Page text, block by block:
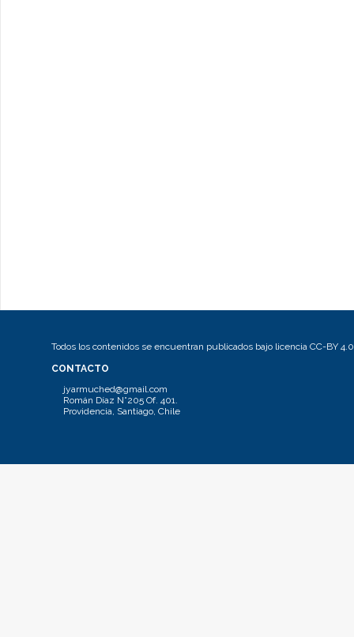
Todos los contenidos se encuentran publicados bajo licencia CC-BY 4.0
CONTACTO
jyarmuched@gmail.com
Román Díaz N°205 Of. 401.
Providencia, Santiago, Chile